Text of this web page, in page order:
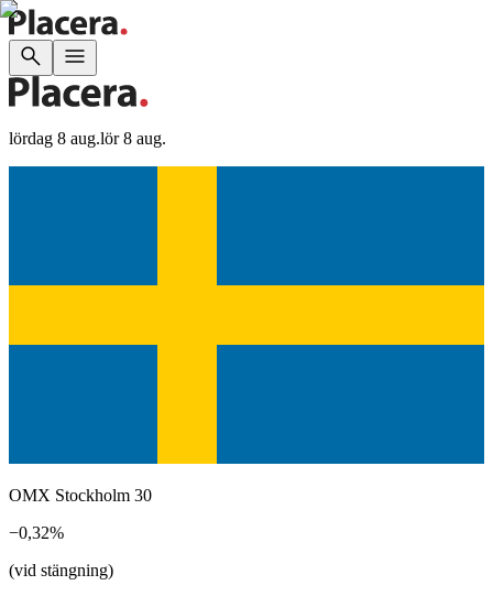
lördag 8 aug.lör 8 aug.
OMX Stockholm 30
−0,32%
(vid stängning)